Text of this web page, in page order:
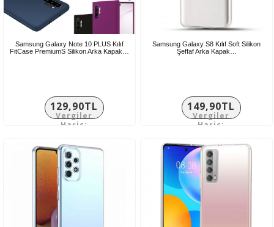
Samsung Galaxy Note 10 PLUS Kılıf
FitCase PremiumS Silikon Arka Kapak…
129,90TL
Vergiler
Hariç:
Samsung Galaxy S8 Kılıf Soft Silikon
Şeffaf Arka Kapak…
149,90TL
Vergiler
Hariç: